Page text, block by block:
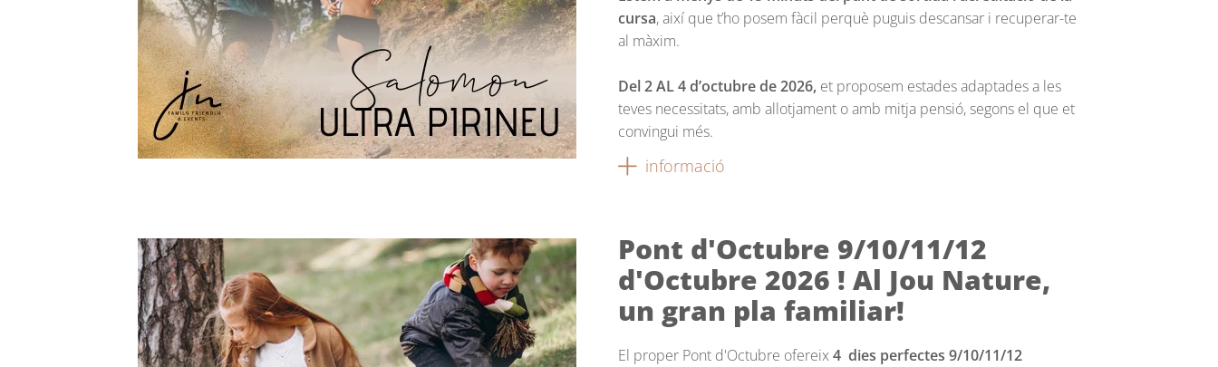
cursa, així que t’ho posem fàcil perquè puguis descansar i recuperar-te
al màxim.
Del 2 AL 4 d’octubre de 2026, et proposem estades adaptades a les
teves necessitats, amb allotjament o amb mitja pensió, segons el que et
convingui més.
informació
Pont d'Octubre 9/10/11/12
d'Octubre 2026 ! Al Jou Nature,
un gran pla familiar!
El proper Pont d'Octubre ofereix4 dies perfectes 9/10/11/12